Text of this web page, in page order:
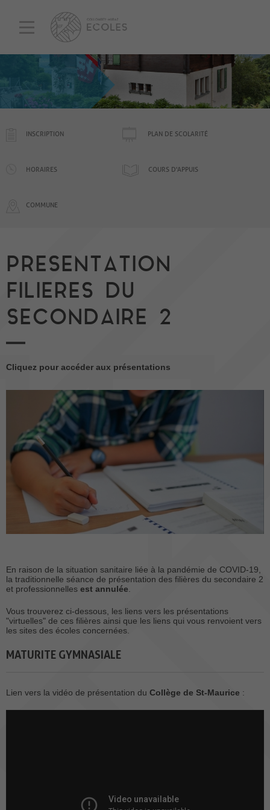
INSCRIPTION PLAN DE SCOLARITÉ
HORAIRES COURS D'APPUIS
COMMUNE
PRESENTATION
FILIERES DU
SECONDAIRE 2
Cliquez pour accéder aux présentations
En raison de la situation sanitaire liée à la pandémie de COVID-19,
la traditionnelle séance de présentation des filières du secondaire 2
et professionnelles est annulée.
Vous trouverez ci-dessous, les liens vers les présentations
"virtuelles" de ces filières ainsi que les liens qui vous renvoient vers
les sites des écoles concernées.
MATURITE GYMNASIALE
Lien vers la vidéo de présentation du Collège de St-Maurice :